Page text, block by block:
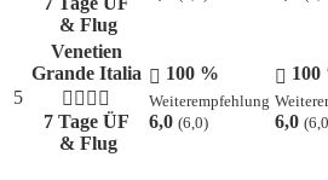
& Flug
5
Venetien
Grande Italia
7 Tage ÜF
& Flug
100 %
Weiterempfehlung
6,0 (6,0)
100
6,0